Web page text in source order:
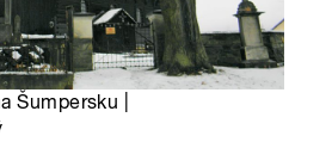
Šumpersku |